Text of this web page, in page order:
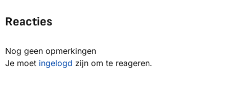
Reacties
Nog geen opmerkingen
Je moet ingelogd zijn om te reageren.